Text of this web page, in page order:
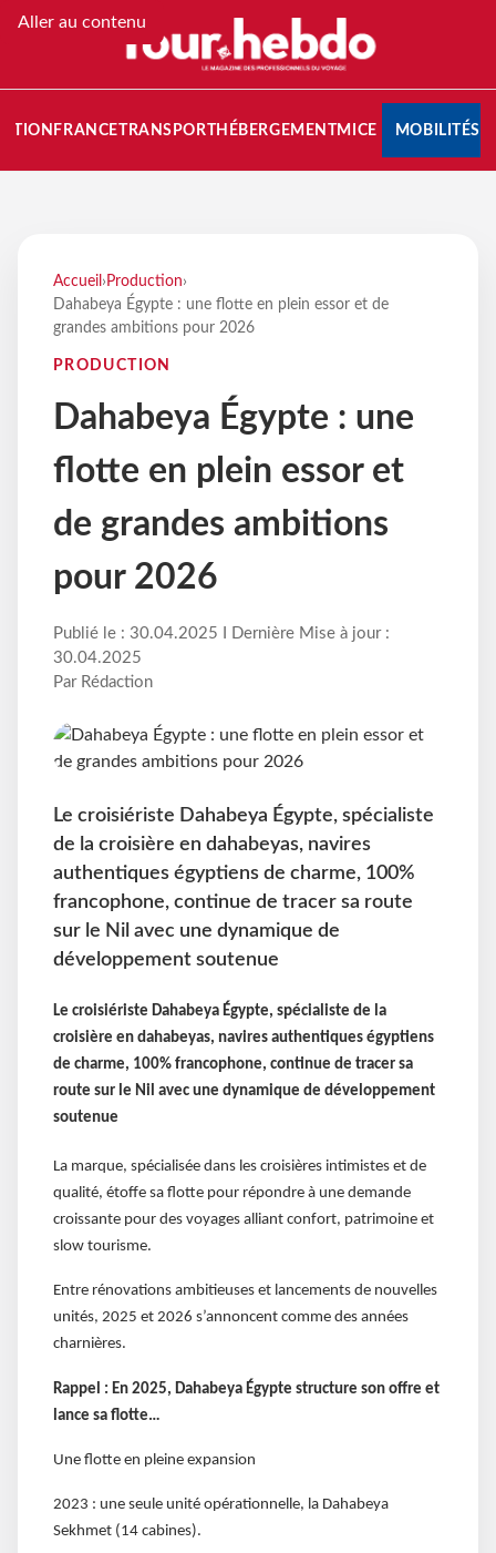
Aller au contenu
FRANCETRANSPORT HÉBERGEMENTMICE MOBILITÉS
Accueil › Production›
Dahabeya Égypte : une flotte en plein essor et de
grandes ambitions pour 2026
PRODUCTION
Dahabeya Égypte : une
flotte en plein essor et
de grandes ambitions
pour 2026
Publié le : 30.04.2025 I Dernière Mise à jour :
30.04.2025
Par Rédaction
Le croisiériste Dahabeya Égypte, spécialiste
de la croisière en dahabeyas, navires
authentiques égyptiens de charme, 100%
francophone, continue de tracer sa route
sur le Nil avec une dynamique de
développement soutenue
Le croisiériste Dahabeya Égypte, spécialiste de la
croisière en dahabeyas, navires authentiques égyptiens
de charme, 100% francophone, continue de tracer sa
route sur le Nil avec une dynamique de développement
soutenue
La marque, spécialisée dans les croisières intimistes et de
qualité, étoffe sa flotte pour répondre à une demande
croissante pour des voyages alliant confort, patrimoine et
slow tourisme.
Entre rénovations ambitieuses et lancements de nouvelles
unités, 2025 et 2026 s’annoncent comme des années
charnières.
Rappel : En 2025, Dahabeya Égypte structure son offre et
lance sa flotte…
Une flotte en pleine expansion
2023 : une seule unité opérationnelle, la Dahabeya
Sekhmet (14 cabines).